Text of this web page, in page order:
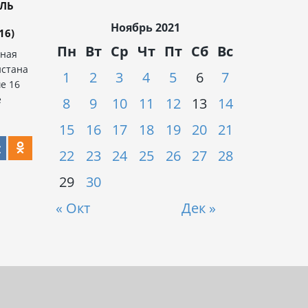
16
Ноябрь 2021
Пн Вт Ср Чт Пт Сб Вс
« Окт Дек »
1 2 3 4 5 6
7
8
9 10 11 12 13
14
15
16 17 18 19 20
21
22
23 24 25 26 27
28
29
30